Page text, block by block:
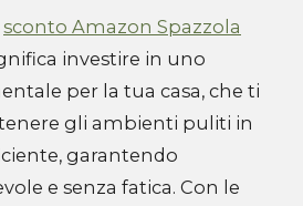
sconto Amazon Spazzola
investire in uno
per la tua casa, che ti
gli ambienti puliti in
garantendo
e senza fatica. Con le